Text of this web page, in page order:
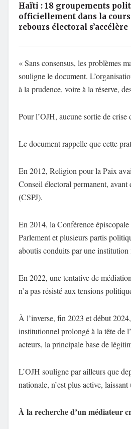
Haïti : 18 groupements
officiellement dans la
rebours électoral s’accélère
« Sans consensus, les problèmes
souligne le document.
à la prudence, voire à la réserve,
Pour l’OJH, aucune sortie de crise
Le document rappelle que cette
En 2012, Religion pour la Paix
Conseil électoral permanent,
(CSPJ).
En 2014, la Conférence
Parlement et plusieurs partis
aboutis conduits par une institution
En 2022, une tentative de
n’a pas résisté aux tensions
À l’inverse, fin 2023 et début
institutionnel prolongé à la tête de
acteurs, la principale base de
L’OJH souligne par ailleurs que
nationale, n’est plus active,
À la recherche d’un médiateur